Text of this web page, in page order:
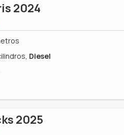
2024
Diesel
2025